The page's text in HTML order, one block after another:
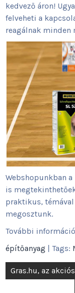
kedvező áron!
felveheti a
reagálnak minden
Webshopunkban
is
praktikus,
megosztunk.
További
építőanyag
| Tags:
Bejegyzés
navigáció
Gras.hu, az